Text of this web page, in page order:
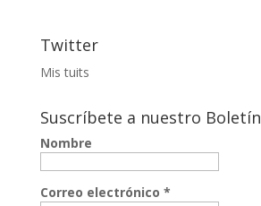
Twitter
Mis tuits
Suscríbete a nuestro Boletín
Nombre
Correo electrónico *